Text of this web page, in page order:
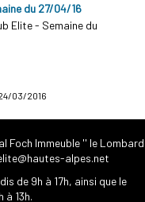
du 27/04/16
Elite - Semaine du
03/2016
Foch Immeuble '' le Lombard
alpes.net
de 9h à 17h, ainsi que le
à 13h.